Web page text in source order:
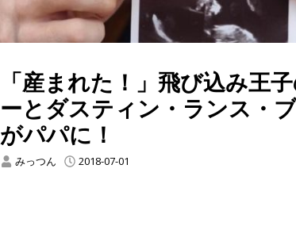
「産まれた！」飛び込み王
ーとダスティン・ランス・
がパパに！
みっつん 2018-07-01